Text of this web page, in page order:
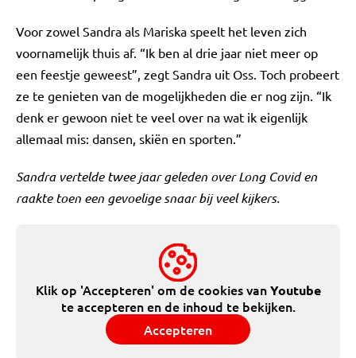
Voor zowel Sandra als Mariska speelt het leven zich
voornamelijk thuis af. “Ik ben al drie jaar niet meer op
een feestje geweest”, zegt Sandra uit Oss. Toch probeert
ze te genieten van de mogelijkheden die er nog zijn. “Ik
denk er gewoon niet te veel over na wat ik eigenlijk
allemaal mis: dansen, skiën en sporten.”
Sandra vertelde twee jaar geleden over Long Covid en
raakte toen een gevoelige snaar bij veel kijkers.
Klik op 'Accepteren' om de cookies vanYoutube
te accepteren en de inhoud te bekijken.
Accepteren